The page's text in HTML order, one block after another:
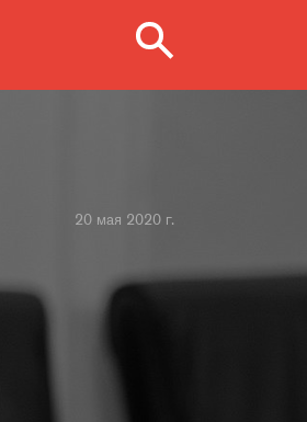
20 мая 2020 г.